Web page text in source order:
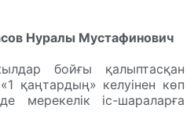
Нуралы Мустафинович
бойғы қалыптасқан
қаңтардың» келуінен көп
мерекелік іс-шараларға